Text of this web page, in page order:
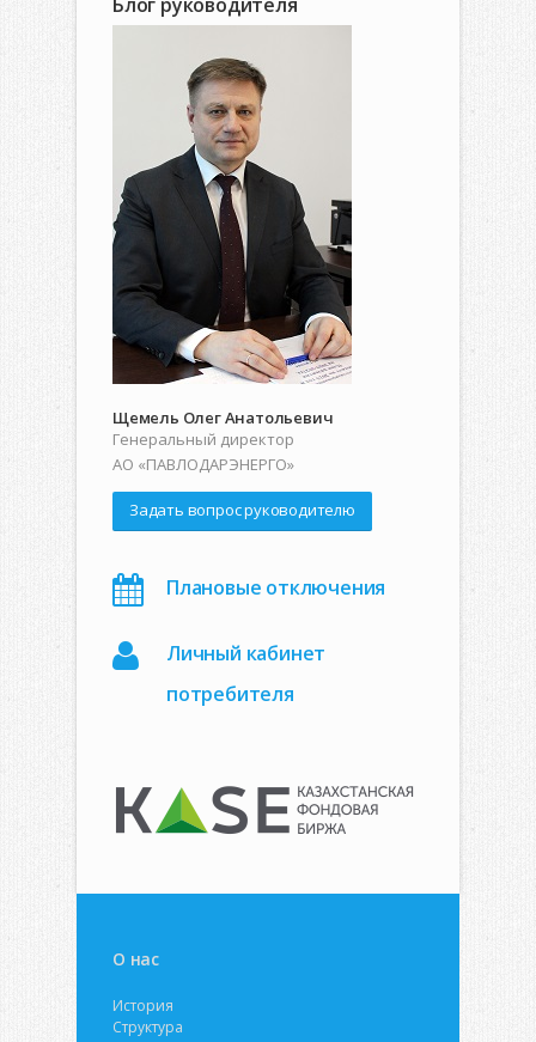
Щемель Олег Анатольевич
Генеральный директор
АО «ПАВЛОДАРЭНЕРГО»
Задать вопрос руководителю
Плановые отключения
Личный кабинет
потребителя
О нас
История
Структура